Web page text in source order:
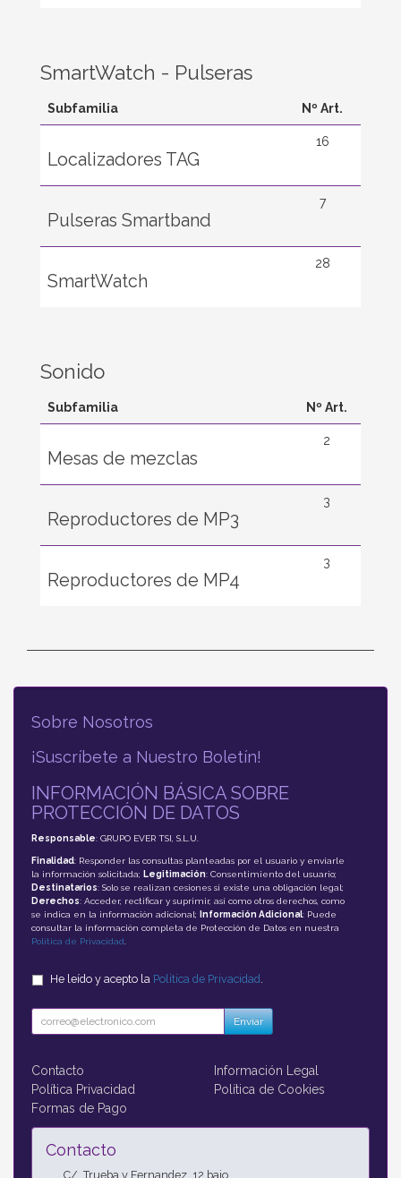
SmartWatch - Pulseras
Subfamilia Nº Art.
Localizadores TAG
16
Pulseras Smartband
7
SmartWatch
28
Sonido
Subfamilia Nº Art.
Mesas de mezclas
2
Reproductores de MP3
3
Reproductores de MP4
3
Sobre Nosotros
¡Suscríbete a Nuestro Boletín!
INFORMACIÓN BÁSICA SOBRE
PROTECCIÓN DE DATOS
Responsable: GRUPO EVER TSI, S.L.U.
Finalidad: Responder las consultas planteadas por el usuario y enviarle
la información solicitada; Legitimación: Consentimiento del usuario;
Destinatarios: Solo se realizan cesiones si existe una obligación legal;
Derechos: Acceder, rectificar y suprimir, así como otros derechos, como
se indica en la información adicional;
Información Adicional: Puede
consultar la información completa de Protección de Datos en nuestra
Política de Privacidad
He leído y acepto la Política de Privacidad .
Enviar
Contacto
Información Legal
Política Privacidad
Política de Cookies
Formas de Pago
Contacto
C/. Trueba y Fernandez, 12 bajo